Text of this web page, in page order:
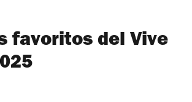
favoritos del Vive